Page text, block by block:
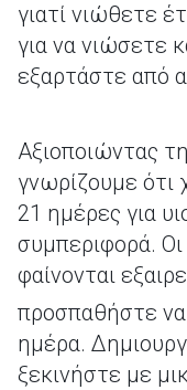
γιατί νιώθετε
για να νιώσετε
εξαρτάστε από
Αξιοποιώντας
γνωρίζουμε ότι
21 ημέρες για
συμπεριφορά.
φαίνονται
προσπαθήστε
ημέρα.
ξεκινήστε με